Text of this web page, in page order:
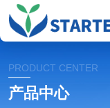
PRODUCT CENTER
产品中心